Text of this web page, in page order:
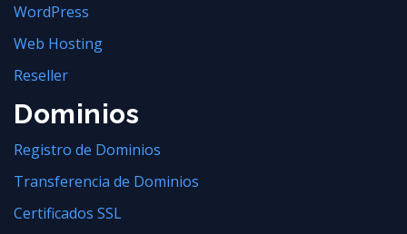
WordPress
Web Hosting
Reseller
Dominios
Registro de Dominios
Transferencia de Dominios
Certificados SSL